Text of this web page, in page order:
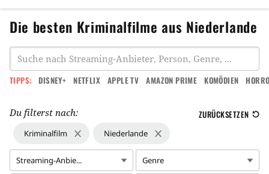
Die besten Kriminalfilme aus Niederlande
TIPPS: DISNEY+ NETFLIX APPLE TV AMAZON PRIME KOMÖDIEN
Du filterst nach: ZURÜCKSETZEN
Kriminalfilm Niederlande
Streaming-Anbie... Genre